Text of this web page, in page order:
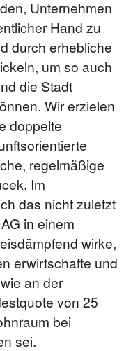
Unternehmen
Hand zu
durch erhebliche
um so auch
die Stadt
Wir erzielen
doppelte
regelmäßige
Im
das nicht zuletzt
in einem
wirke,
erwirtschafte und
an der
von 25
bei
sei.